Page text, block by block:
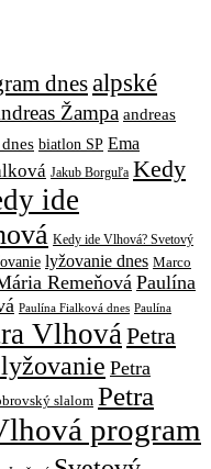
dnesalpské
Žampa andreas
biatlon SP Ema
Jakub Borguľa Kedy
ide
Kedy ide Vlhová? Svetový
lyžovanie dnes Marco
Remeňová Paulína
Paulína Fialková dnes Paulína
VlhováPetra
Petra
slalom Petra
program